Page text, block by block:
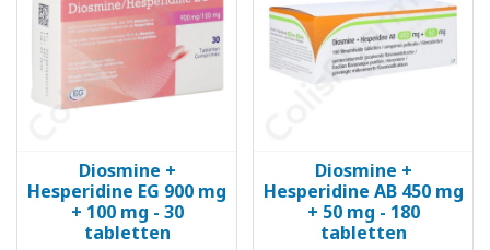
Diosmine +
Hesperidine EG 900 mg
+ 100 mg - 30
tabletten
Diosmine +
Hesperidine AB 450 mg
+ 50 mg - 180
tabletten